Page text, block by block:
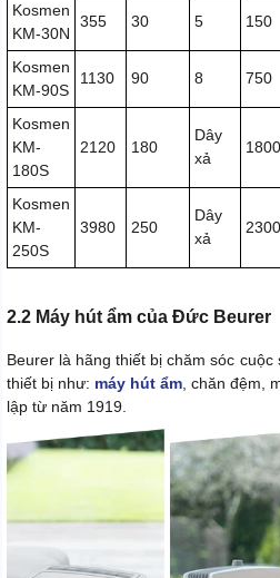
Kosmen
KM-30N
355 30 5 150
Kosmen
KM-90S
1130 90 8 750
Kosmen
KM-
180S
2120 180
Dây
xả
1800
Kosmen
KM-
250S
3980 250
Dây
xả
2300
2.2 Máy hút ẩm của Đức Beurer
Beurer là hãng thiết bị chăm sóc
thiết bị như: máy hút ẩm, chăn đệm,
lập từ năm 1919.